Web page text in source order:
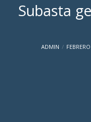
Subasta
ADMIN